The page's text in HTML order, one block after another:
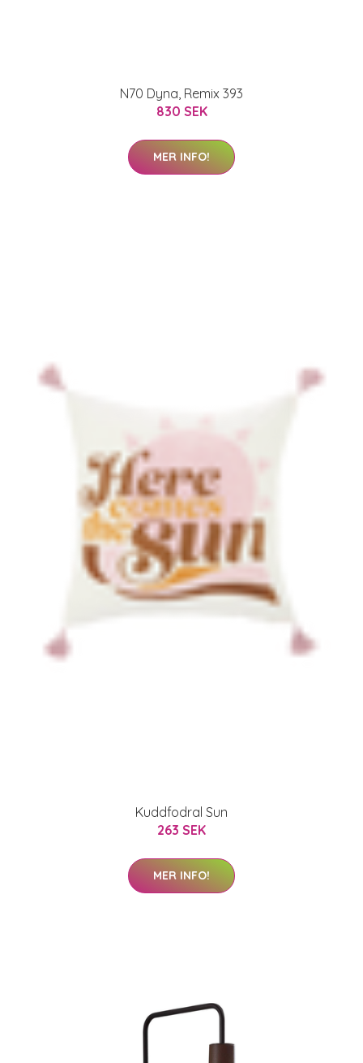
N70 Dyna, Remix 393
830 SEK
MER INFO!
Kuddfodral Sun
263 SEK
MER INFO!